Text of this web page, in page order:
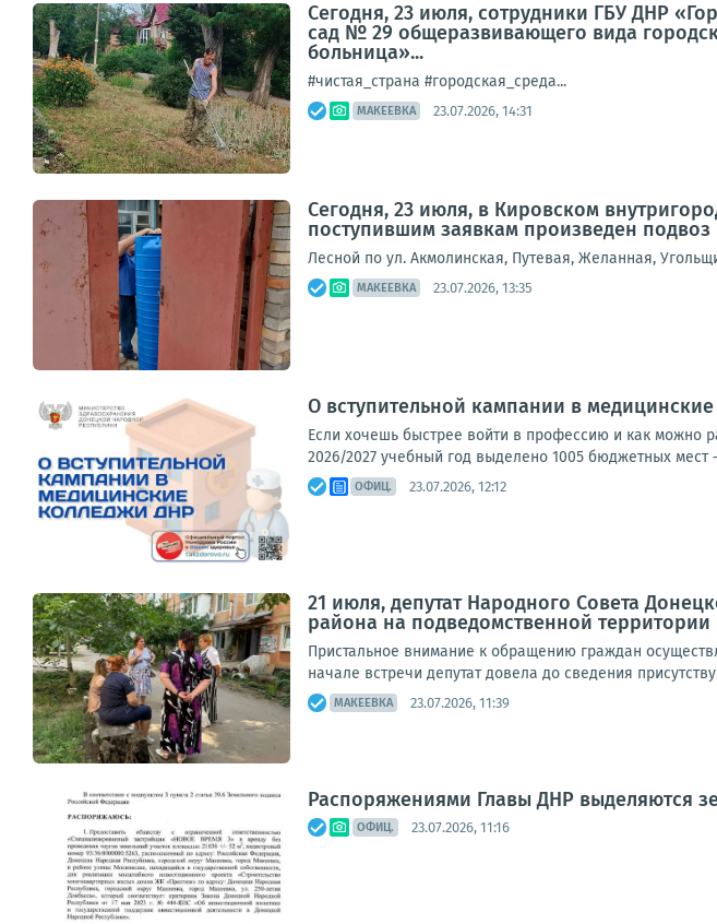
Сегодня, 23 июля, сотрудники ГБУ ДНР
сад № 29 общеразвивающего вида
больница»...
#чистая_страна #городская_среда...
МАКЕЕВКА 23.07.2026, 14:31
Сегодня, 23 июля, в Кировском
поступившим заявкам произведен
Лесной по ул. Акмолинская, Путевая, Желанная,
МАКЕЕВКА 23.07.2026, 13:35
О вступительной кампании в
Если хочешь быстрее войти в профессию и как можно
2026/2027 учебный год выделено 1005 бюджетных
ОФИЦ. 23.07.2026, 12:12
21 июля, депутат Народного Совета
района на подведомственной
Пристальное внимание к обращению граждан
начале встречи депутат довела до сведения
МАКЕЕВКА 23.07.2026, 11:39
Распоряжениями Главы ДНР выделяются
ОФИЦ. 23.07.2026, 11:16